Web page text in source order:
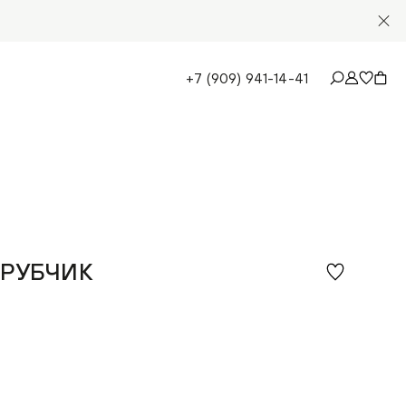
+7 (909) 941-14-41